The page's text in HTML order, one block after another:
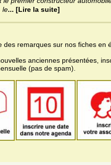
le... [Lire la suite]
remarques sur nos fiches en
anciennes présentées,
(pas de spam).